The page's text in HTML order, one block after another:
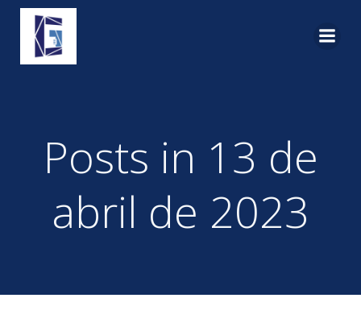
Posts in 13 de
abril de 2023